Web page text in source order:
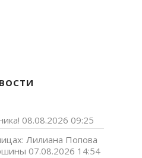
08.08.2026 09:25
Лилиана Попова
07.08.2026 14:54